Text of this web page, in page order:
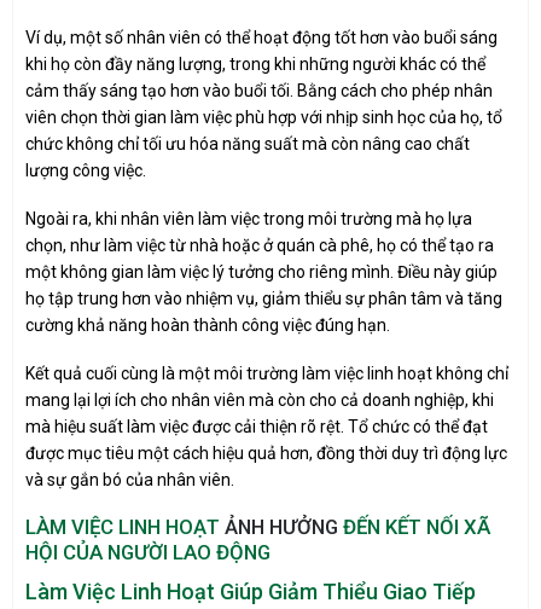
Ví dụ, một số nhân viên có thể hoạt động tốt hơn vào buổi sáng
khi họ còn đầy năng lượng, trong khi những người khác có thể
cảm thấy sáng tạo hơn vào buổi tối. Bằng cách cho phép nhân
viên chọn thời gian làm việc phù hợp với nhịp sinh học của họ, tổ
chức không chỉ tối ưu hóa năng suất mà còn nâng cao chất
lượng công việc.
Ngoài ra, khi nhân viên làm việc trong môi trường mà họ lựa
chọn, như làm việc từ nhà hoặc ở quán cà phê, họ có thể tạo ra
một không gian làm việc lý tưởng cho riêng mình. Điều này giúp
họ tập trung hơn vào nhiệm vụ, giảm thiểu sự phân tâm và tăng
cường khả năng hoàn thành công việc đúng hạn.
Kết quả cuối cùng là một môi trường làm việc linh hoạt không chỉ
mang lại lợi ích cho nhân viên mà còn cho cả doanh nghiệp, khi
mà hiệu suất làm việc được cải thiện rõ rệt. Tổ chức có thể đạt
được mục tiêu một cách hiệu quả hơn, đồng thời duy trì động lực
và sự gắn bó của nhân viên.
LÀM VIỆC LINH HOẠT ẢNH HƯỞNG ĐẾN KẾT NỐI XÃ
HỘI CỦA NGƯỜI LAO ĐỘNG
Làm Việc Linh Hoạt Giúp Giảm Thiểu Giao Tiếp